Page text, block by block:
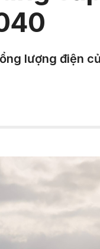
lượng điện